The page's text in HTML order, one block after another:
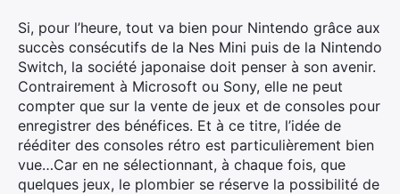
Si, pour l’heure, tout va bien pour Nintendo grâce aux
succès consécutifs de la Nes Mini puis de la Nintendo
Switch, la société japonaise doit penser à son avenir.
Contrairement à Microsoft ou Sony, elle ne peut
compter que sur la vente de jeux et de consoles pour
enregistrer des bénéfices. Et à ce titre, l’idée de
rééditer des consoles rétro est particulièrement bien
vue…Car en ne sélectionnant, à chaque fois, que
quelques jeux, le plombier se réserve la possibilité de